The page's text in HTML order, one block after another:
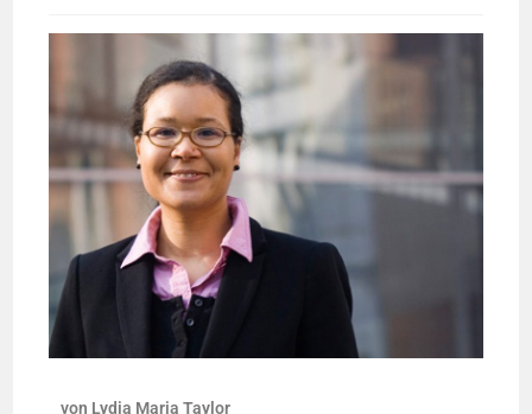
von Lydia Maria Taylor